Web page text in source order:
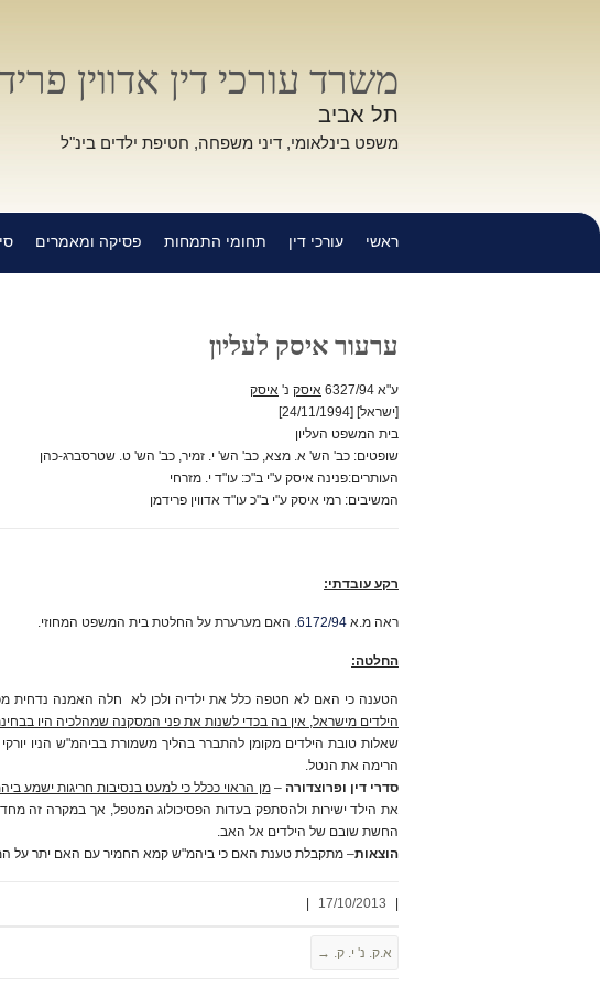
משרד עורכי דין אדווין
תל אביב
משפט בינלאומי, דיני משפחה, חטיפת ילדים בינ"ל
ראשי עורכי דין תחומי התמחות פסיקה ומאמרים
ערעור איסק לעליון
ע"א 6327/94 איסק נ' איסק
[ישראל] [24/11/1994]
בית המשפט העליון
שופטים: כב' הש' א. מצא, כב' הש' י. זמיר, כב' הש' ט. שטרסברג-כהן
העותרים:פנינה איסק ע"י ב"כ: עו"ד י. מזרחי
המשיבים: רמי איסק ע"י ב"כ עו"ד אדווין פרידמן
רקע עובדתי:
ראה מ.א 6172/94. האם מערערת על החלטת בית המשפט המחוזי.
החלטה:
הטענה כי האם לא חטפה כלל את ילדיה ולכן לא חלה האמנה נדחית
הילדים מישראל, אין בה בכדי לשנות את פני המסקנה שמהלכיה היו
שאלות טובת הילדים מקומן להתברר בהליך משמורת בביהמ"ש הניו
הרימה את הנטל.
סדרי דין ופרוצדורה –מן הראוי ככלל כי למעט בנסיבות חריגות ישמע
את הילד ישירות ולהסתפק בעדות הפסיכולוג המטפל, אך במקרה זה
החשת שובם של הילדים אל האב.
הוצאות– מתקבלת טענת האם כי ביהמ"ש קמא החמיר עם האם יתר על
17/10/2013
א.ק. נ' י. ק. →